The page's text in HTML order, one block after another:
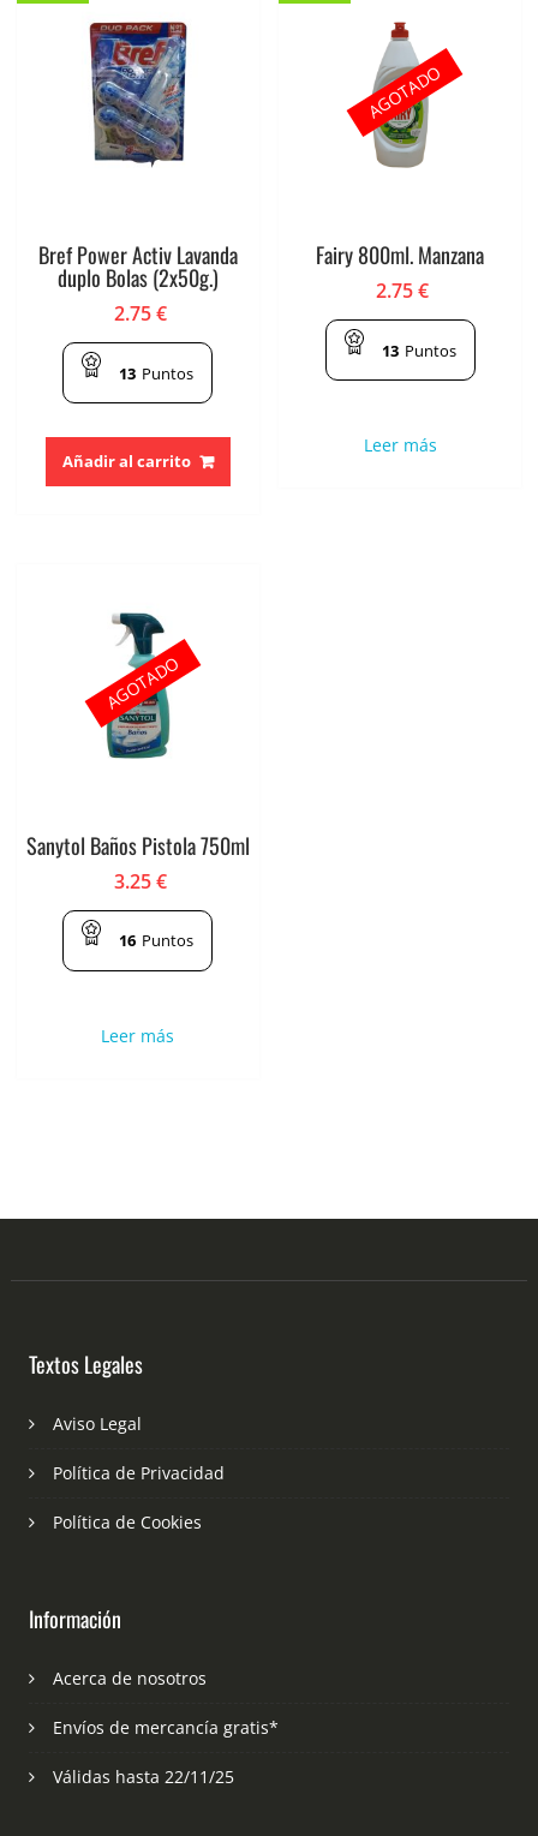
Bref Power Activ Lavanda
duplo Bolas (2x50g.)
2.75€
13 Puntos
Añadir al carrito
Fairy 800ml. Manzana
2.75€
13 Puntos
Leer más
AGOTADO
Sanytol Baños Pistola 750ml
3.25€
16 Puntos
Leer más
AGOTADO
Textos Legales
Aviso Legal
Política de Privacidad
Política de Cookies
Información
Acerca de nosotros
Envíos de mercancía gratis*
Válidas hasta 22/11/25